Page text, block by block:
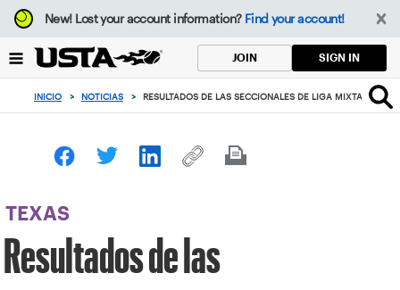
Enfoque
desde
botón
volver
principio
New!Lost your account information? Find your account!
JOIN SIGN IN
INICIO > NOTICIAS > RESULTADOS DE LAS SECCIONALES DE LIGA MIXTA 2025 +
TEXAS
Resultados de las